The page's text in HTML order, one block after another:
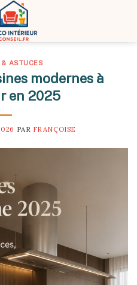
ASTUCES
modernes à
en 2025
PAR FRANÇOISE